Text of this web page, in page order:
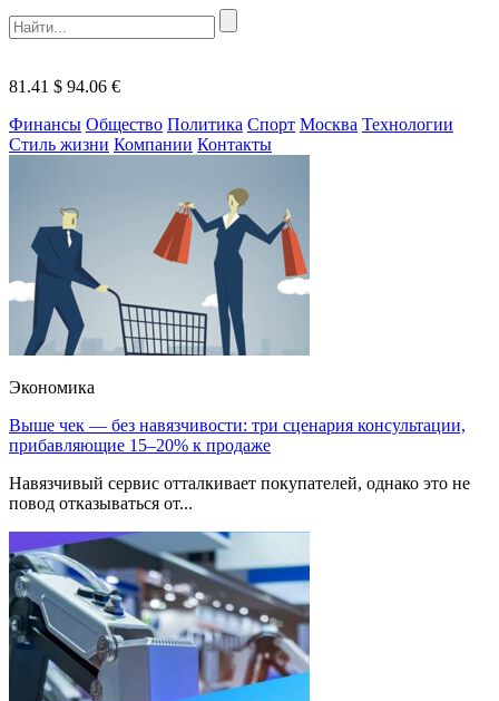
81.41 $ 94.06 €
Финансы Общество Политика Спорт Москва Технологии
Стиль жизни Компании Контакты
Экономика
Выше чек — без навязчивости: три сценария консультации,
прибавляющие 15–20% к продаже
Навязчивый сервис отталкивает покупателей, однако это не
повод отказываться от...